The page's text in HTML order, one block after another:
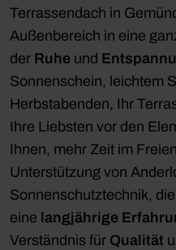
Terrassendach in
Außenbereich in eine
der Ruhe und
Sonnenschein, leichtem
Herbstabenden, Ihr
Ihre Liebsten vor den
Ihnen, mehr Zeit im
Unterstützung von
Sonnenschutztechnik,
eine langjährige
Verständnis für Qualität